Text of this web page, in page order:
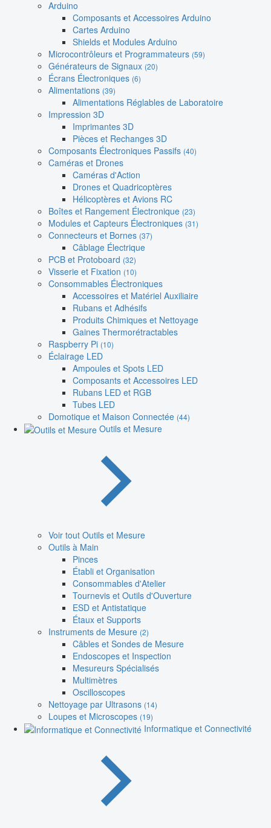
Arduino
Composants et Accessoires Arduino
Cartes Arduino
Shields et Modules Arduino
Microcontrôleurs et Programmateurs (59)
Générateurs de Signaux (20)
Écrans Électroniques (6)
Alimentations (39)
Alimentations Réglables de Laboratoire
Impression 3D
Imprimantes 3D
Pièces et Rechanges 3D
Composants Électroniques Passifs (40)
Caméras et Drones
Caméras d'Action
Drones et Quadricoptères
Hélicoptères et Avions RC
Boîtes et Rangement Électronique (23)
Modules et Capteurs Électroniques (31)
Connecteurs et Bornes (37)
Câblage Électrique
PCB et Protoboard (32)
Visserie et Fixation (10)
Consommables Électroniques
Accessoires et Matériel Auxiliaire
Rubans et Adhésifs
Produits Chimiques et Nettoyage
Gaines Thermorétractables
Raspberry Pi (10)
Éclairage LED
Ampoules et Spots LED
Composants et Accessoires LED
Rubans LED et RGB
Tubes LED
Domotique et Maison Connectée (44)
Outils et Mesure
Voir tout Outils et Mesure
Outils à Main
Pinces
Établi et Organisation
Consommables d'Atelier
Tournevis et Outils d'Ouverture
ESD et Antistatique
Étaux et Supports
Instruments de Mesure (2)
Câbles et Sondes de Mesure
Endoscopes et Inspection
Mesureurs Spécialisés
Multimètres
Oscilloscopes
Nettoyage par Ultrasons (14)
Loupes et Microscopes (19)
Informatique et Connectivité